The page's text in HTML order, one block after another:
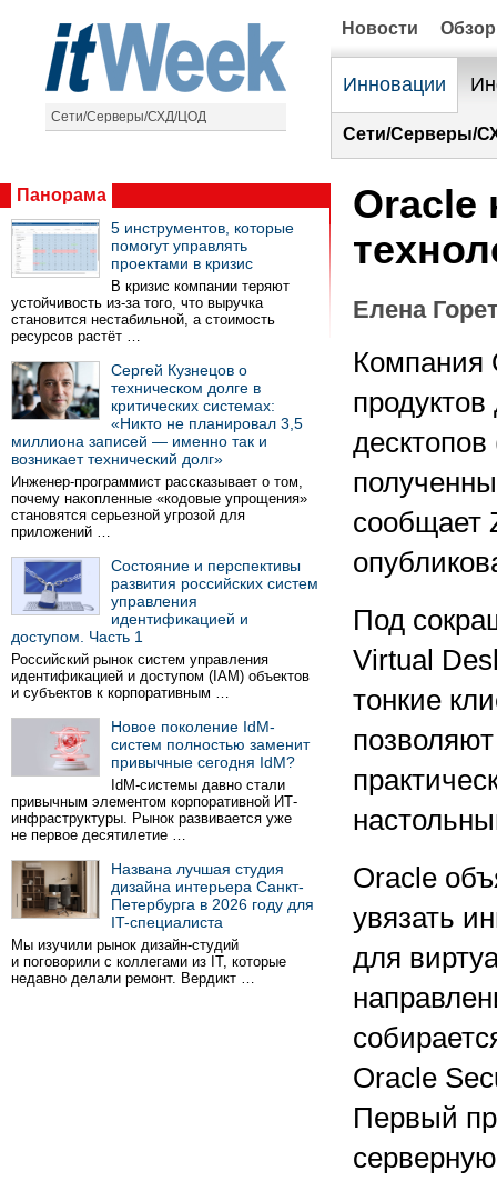
Сети/Серверы/СХД/ЦОД
Новости
Инновации
Сети/Серверы/
Панорама
5 инструментов, которые
помогут управлять
проектами в кризис
В кризис компании теряют
устойчивость из-за того, что выручка
становится нестабильной, а стоимость
ресурсов растёт …
Сергей Кузнецов о
техническом долге в
критических системах:
«Никто не планировал 3,5
миллиона записей — именно так и
возникает технический долг»
Инженер-программист рассказывает о том,
почему накопленные «кодовые упрощения»
становятся серьезной угрозой для
приложений …
Состояние и перспективы
развития российских систем
управления
идентификацией и
доступом. Часть 1
Российский рынок систем управления
идентификацией и доступом (IAM) объектов
и субъектов к корпоративным …
Новое поколение IdM-
систем полностью заменит
привычные сегодня IdM?
IdM-системы давно стали
привычным элементом корпоративной ИТ-
инфраструктуры. Рынок развивается уже
не первое десятилетие …
Названа лучшая студия
дизайна интерьера Санкт-
Петербурга в 2026 году для
IT-специалиста
Мы изучили рынок дизайн-студий
и поговорили с коллегами из IT, которые
недавно делали ремонт. Вердикт …
Oracle
Елена
Компания
сообщает
Под
Virtual
тонкие
Oracle
увязать
для
Oracle
Первый